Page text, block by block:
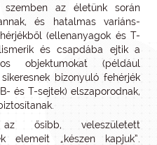
szemben az életünk során
és hatalmas variáns-
(ellenanyagok és T-
és csapdába ejtik a
objektumokat (például
bizonyuló fehérjék
és T-sejtek) elszaporodnak,
ősibb, veleszületett
elemeit „készen kapjuk”.